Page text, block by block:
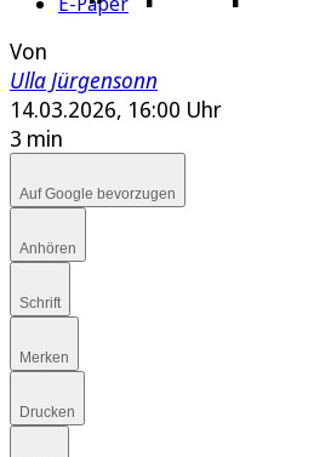
Von
Ulla Jürgensonn
14.03.2026, 16:00 Uhr
3 min
Auf Google bevorzugen
Anhören
Schrift
Merken
Drucken